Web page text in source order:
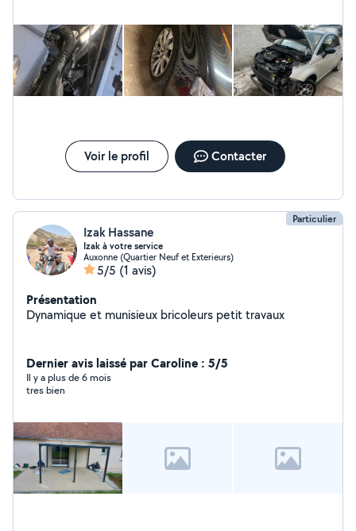
Voir le profil Contacter
Particulier
Izak Hassane
Izak à votre service
Auxonne (Quartier Neuf et Exterieurs)
5/5 (1 avis)
Présentation
Dynamique et munisieux bricoleurs petit travaux
Dernier avis laissé par Caroline : 5/5
Il y a plus de 6 mois
tres bien